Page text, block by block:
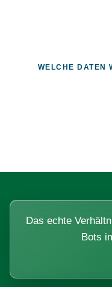
WELCHE DATEN
Das echte
Bots